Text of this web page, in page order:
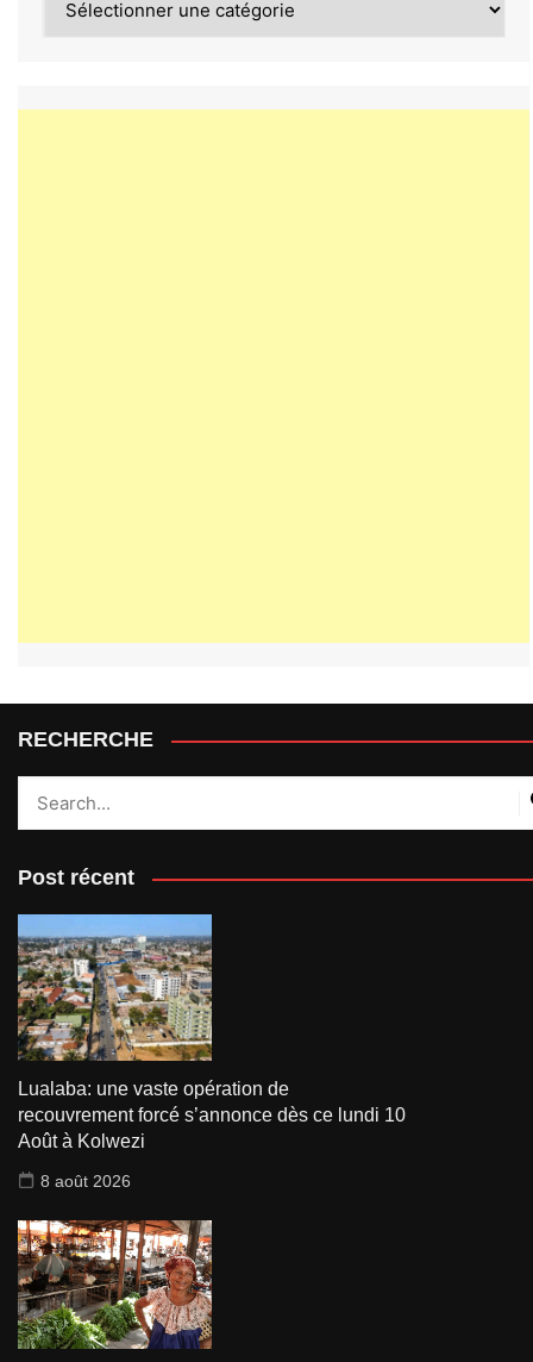
RECHERCHE
Post récent
Lualaba: une vaste opération de
recouvrement forcé s’annonce dès ce lundi 10
Août à Kolwezi
8 août 2026